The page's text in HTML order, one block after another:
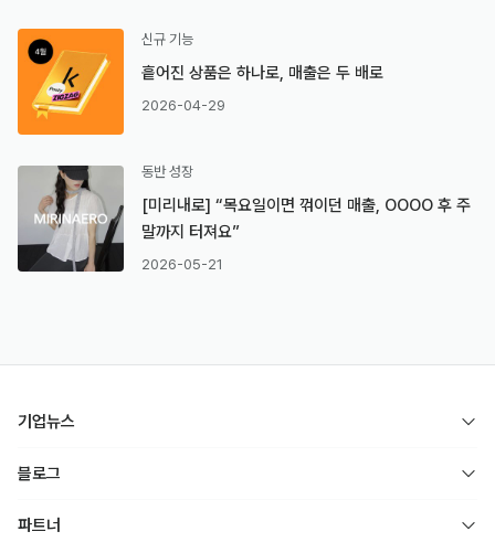
신규 기능
흩어진 상품은 하나로, 매출은 두 배로
2026-04-29
동반 성장
[미리내로] “목요일이면 꺾이던 매출, OOOO 후 주
말까지 터져요”
2026-05-21
기업뉴스
블로그
파트너